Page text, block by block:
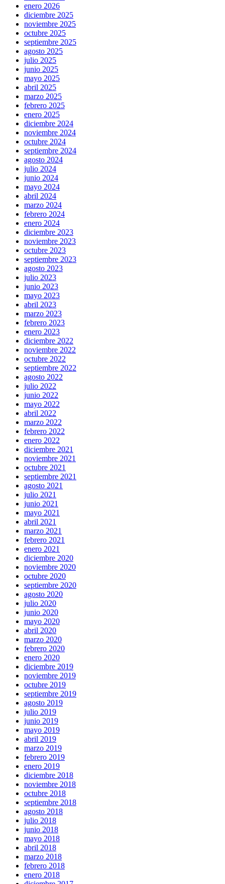
enero 2026
diciembre 2025
noviembre 2025
octubre 2025
septiembre 2025
agosto 2025
julio 2025
junio 2025
mayo 2025
abril 2025
marzo 2025
febrero 2025
enero 2025
diciembre 2024
noviembre 2024
octubre 2024
septiembre 2024
agosto 2024
julio 2024
junio 2024
mayo 2024
abril 2024
marzo 2024
febrero 2024
enero 2024
diciembre 2023
noviembre 2023
octubre 2023
septiembre 2023
agosto 2023
julio 2023
junio 2023
mayo 2023
abril 2023
marzo 2023
febrero 2023
enero 2023
diciembre 2022
noviembre 2022
octubre 2022
septiembre 2022
agosto 2022
julio 2022
junio 2022
mayo 2022
abril 2022
marzo 2022
febrero 2022
enero 2022
diciembre 2021
noviembre 2021
octubre 2021
septiembre 2021
agosto 2021
julio 2021
junio 2021
mayo 2021
abril 2021
marzo 2021
febrero 2021
enero 2021
diciembre 2020
noviembre 2020
octubre 2020
septiembre 2020
agosto 2020
julio 2020
junio 2020
mayo 2020
abril 2020
marzo 2020
febrero 2020
enero 2020
diciembre 2019
noviembre 2019
octubre 2019
septiembre 2019
agosto 2019
julio 2019
junio 2019
mayo 2019
abril 2019
marzo 2019
febrero 2019
enero 2019
diciembre 2018
noviembre 2018
octubre 2018
septiembre 2018
agosto 2018
julio 2018
junio 2018
mayo 2018
abril 2018
marzo 2018
febrero 2018
enero 2018